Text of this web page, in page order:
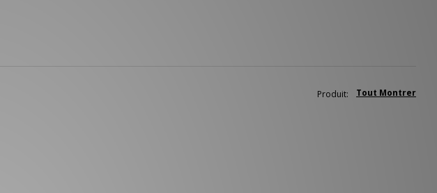
Tout Montrer
Produit: